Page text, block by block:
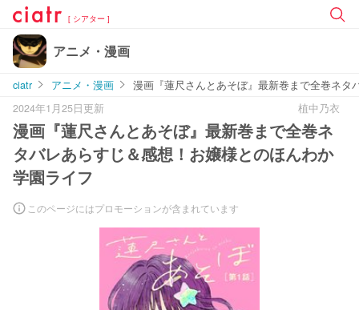
[ シアター ]
アニメ・漫画
ciatr アニメ・漫画
漫画『蓮尺さんとあそぼ』最新巻まで全巻ネ
2024年1月25日更新
植中乃衣
漫画『蓮尺さんとあそぼ』最新巻まで全巻ネ
タバレあらすじ＆感想！お嬢様とのほんわか
学園ライフ
このページにはプロモーションが含まれています